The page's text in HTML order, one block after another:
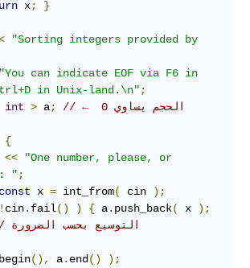
x;
}
"Sorting integers provided by
"You can indicate EOF via F6 in
in Unix-land.\n" ;
int > a;
// ← الحجم يساوي 0
{
<<
"One number, please, or
" ;
const x = int_from( cin
);
! cin. fail() ) { a. push_back( x
);
// التوسيع بحسب الضرورة
begin(), a. end ()
);